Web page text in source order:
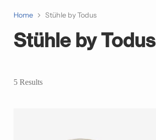
Home Stühle by Todus
Stühle by Todus
5 Results